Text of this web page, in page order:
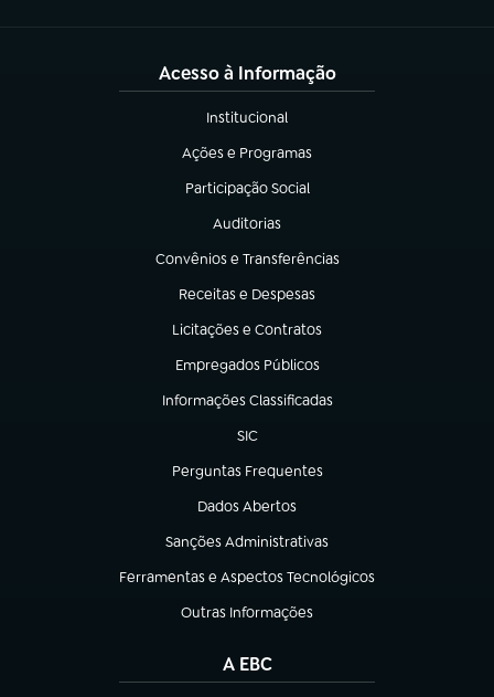
Acesso à Informação
Institucional
(abre em nova aba)
Ações e Programas
(abre em nova aba)
Participação Social
(abre em nova aba)
Auditorias
(abre em nova aba)
Convênios e Transferências
(abre em nova aba)
Receitas e Despesas
(abre em nova aba)
Licitações e Contratos
(abre em nova aba)
Empregados Públicos
(abre em nova aba)
Informações Classificadas
(abre em nova aba)
SIC
(abre em nova aba)
Perguntas Frequentes
(abre em nova aba)
Dados Abertos
(abre em nova aba)
Sanções Administrativas
(abre em nova aba)
Ferramentas e Aspectos Tecnológicos
(abre em nova aba)
Outras Informações
(abre em nova aba)
A EBC